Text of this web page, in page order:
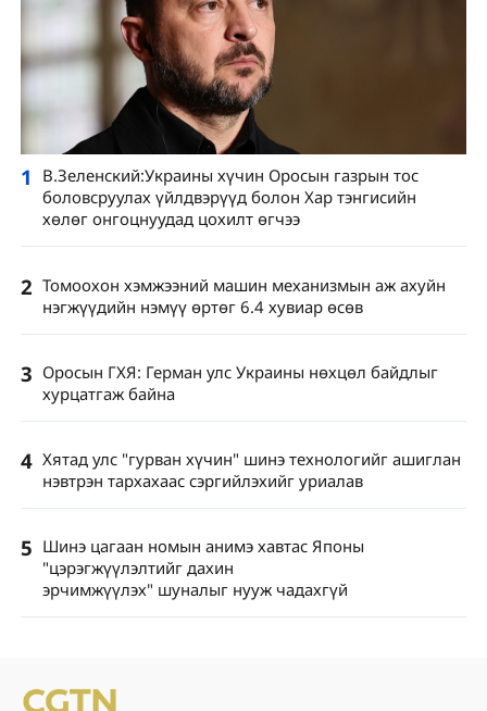
1
В.Зеленский:Украины хүчин Оросын газрын тос
боловсруулах үйлдвэрүүд болон Хар тэнгисийн
хөлөг онгоцнуудад цохилт өгчээ
2 Томоохон хэмжээний машин механизмын аж ахуйн
нэгжүүдийн нэмүү өртөг 6.4 хувиар өсөв
3 Оросын ГХЯ: Герман улс Украины нөхцөл байдлыг
хурцатгаж байна
4 Хятад улс "гурван хүчин" шинэ технологийг ашиглан
нэвтрэн тархахаас сэргийлэхийг уриалав
5 Шинэ цагаан номын анимэ хавтас Японы
"цэрэгжүүлэлтийг дахин
эрчимжүүлэх" шуналыг нууж чадахгүй